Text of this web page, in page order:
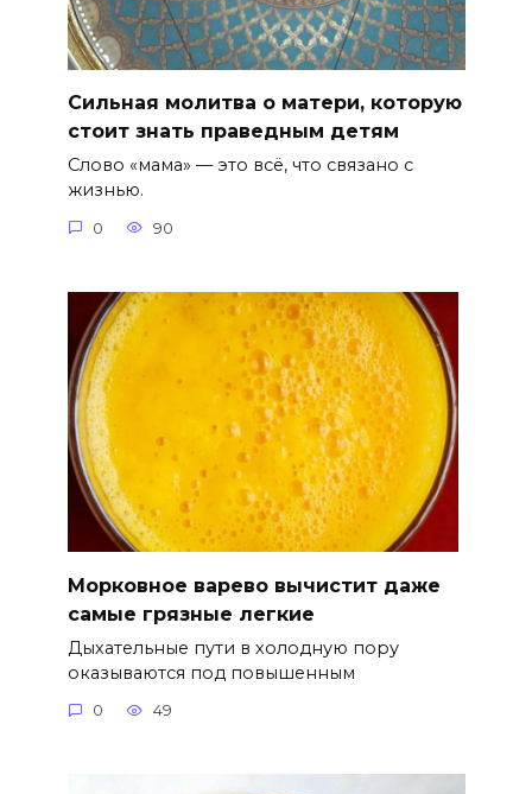
Сильная молитва о матери, которую
стоит знать праведным детям
Слово «мама» — это всё, что связано с
жизнью.
0 90
Морковное варево вычистит даже
самые грязные легкие
Дыхательные пути в холодную пору
оказываются под повышенным
0 49